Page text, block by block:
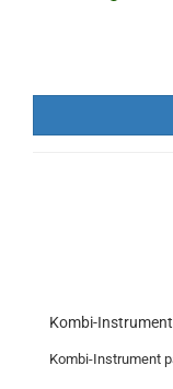
Kombi-
Kombi-Instrument